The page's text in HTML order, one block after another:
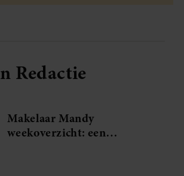
Redactie
Makelaar Mandy
weekoverzicht: een